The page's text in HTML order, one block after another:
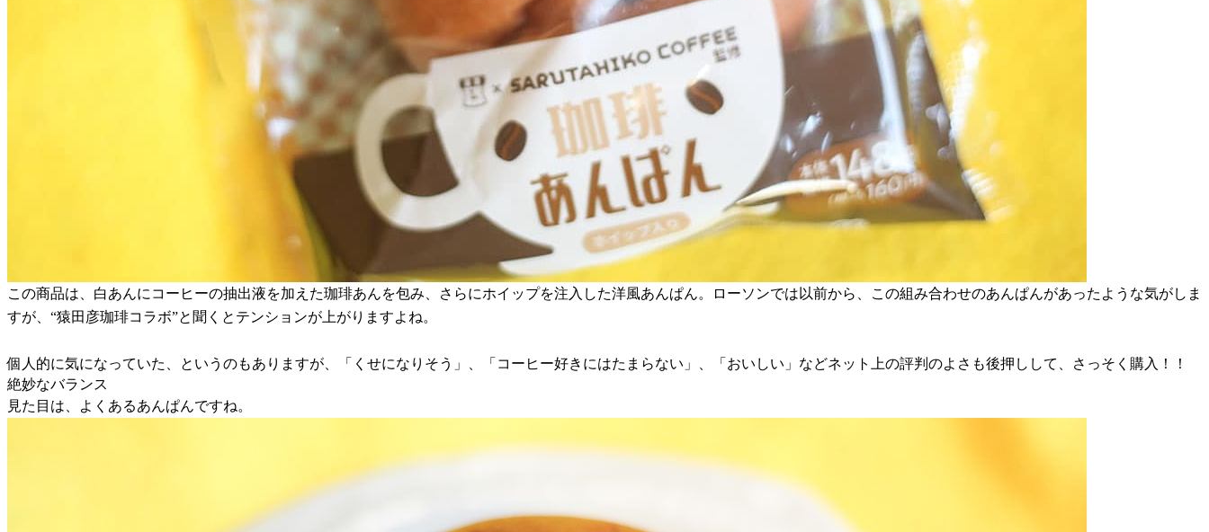
この商品は、白あんにコーヒーの抽出液を加えた珈琲あんを包み、さらにホイップを注入した洋風あんぱん。ローソンでは以前から、この組み合わせのあんぱんがあったような気がしま
すが、“猿田彦珈琲コラボ”と聞くとテンションが上がりますよね。
個人的に気になっていた、というのもありますが、「くせになりそう」、「コーヒー好きにはたまらない」、「おいしい」などネット上の評判のよさも後押しして、さっそく購入！！
絶妙なバランス
見た目は、よくあるあんぱんですね。